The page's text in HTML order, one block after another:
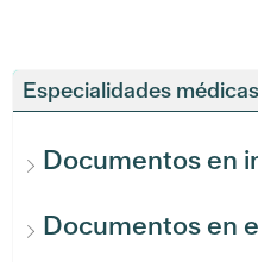
Especialidades médicas
Documentos en
Documentos en